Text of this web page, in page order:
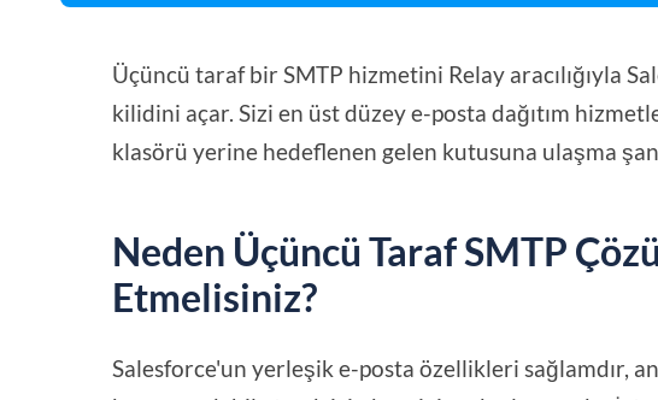
Üçüncü taraf bir SMTP hizmetini Relay aracılığıyla
kilidini açar. Sizi en üst düzey e-posta dağıtım
klasörü yerine hedeflenen gelen kutusuna ulaşma
Neden Üçüncü Taraf SMTP
Etmelisiniz?
Salesforce'un yerleşik e-posta özellikleri sağlamdır,